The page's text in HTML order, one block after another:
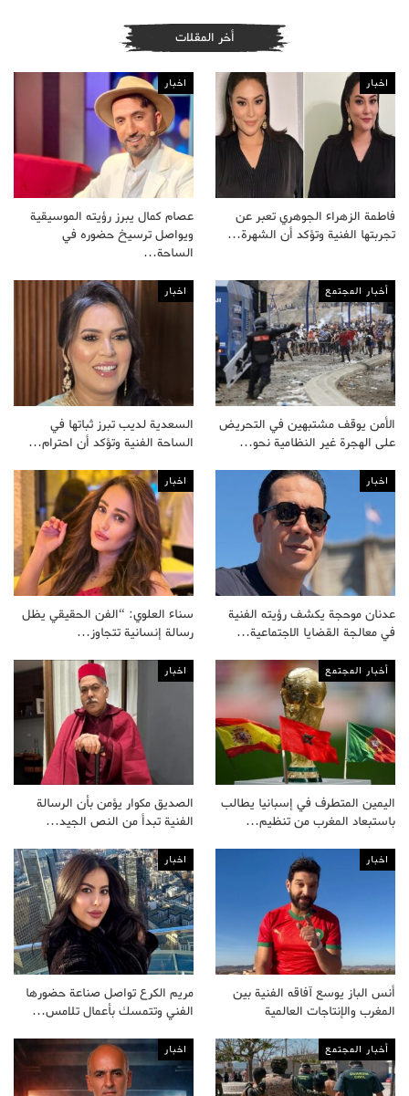
أخر المقلات
اخبار
فاطمة الزهراء الجوهري تعبر عن
تجربتها الفنية وتؤكد أن الشهرة…
اخبار
عصام كمال يبرز رؤيته الموسيقية
ويواصل ترسيخ حضوره في
الساحة…
أخبار المجتمع
الأمن يوقف مشتبهين في التحريض
على الهجرة غير النظامية نحو…
اخبار
السعدية لديب تبرز ثباتها في
الساحة الفنية وتؤكد أن احترام…
اخبار
عدنان موحجة يكشف رؤيته الفنية
في معالجة القضايا الاجتماعية…
اخبار
سناء العلوي: “الفن الحقيقي يظل
رسالة إنسانية تتجاوز…
أخبار المجتمع
اليمين المتطرف في إسبانيا يطالب
باستبعاد المغرب من تنظيم…
اخبار
الصديق مكوار يؤمن بأن الرسالة
الفنية تبدأ من النص الجيد…
اخبار
أنس الباز يوسع آفاقه الفنية بين
المغرب والإنتاجات العالمية
اخبار
مريم الكرع تواصل صناعة حضورها
الفني وتتمسك بأعمال تلامس…
أخبار المجتمع اخبار